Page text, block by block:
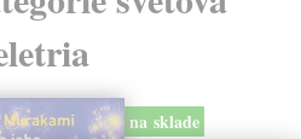
na sklade